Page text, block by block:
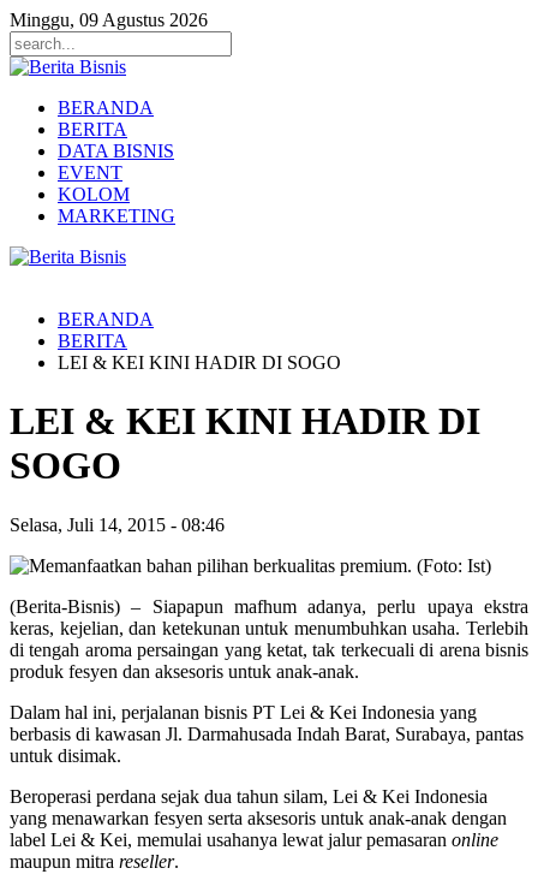
Minggu, 09 Agustus 2026
BERANDA
BERITA
DATA BISNIS
EVENT
KOLOM
MARKETING
BERANDA
BERITA
LEI & KEI KINI HADIR DI SOGO
LEI & KEI KINI HADIR DI
SOGO
Selasa, Juli 14, 2015 - 08:46
(Berita-Bisnis) – Siapapun mafhum adanya, perlu upaya ekstra
keras, kejelian, dan ketekunan untuk menumbuhkan usaha. Terlebih
di tengah aroma persaingan yang ketat, tak terkecuali di arena bisnis
produk fesyen dan aksesoris untuk anak-anak.
Dalam hal ini, perjalanan bisnis PT Lei & Kei Indonesia yang
berbasis di kawasan Jl. Darmahusada Indah Barat, Surabaya, pantas
untuk disimak.
Beroperasi perdana sejak dua tahun silam, Lei & Kei Indonesia
yang menawarkan fesyen serta aksesoris untuk anak-anak dengan
label Lei & Kei, memulai usahanya lewat jalur pemasaran online
maupun mitra reseller.